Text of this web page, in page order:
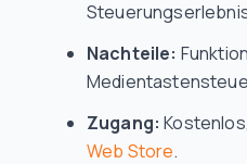
Nachteile:
Zugang:
Web Store.